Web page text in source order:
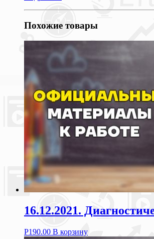
Похожие товары
16.12.2021.
Р190.00 В корзину